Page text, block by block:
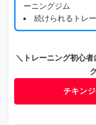
ーニングジム
続けられるトレ
＼トレーニング初心
チキン